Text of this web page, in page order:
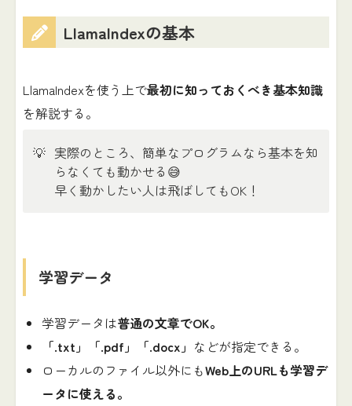
LlamaIndexの基本
LlamaIndexを使う上で最初に知っておくべき基本知識
を解説する。
💡 実際のところ、簡単なプログラムなら基本を知
らなくても動かせる😅
早く動かしたい人は飛ばしてもOK！
学習データ
学習データは普通の文章でOK。
「.txt」「.pdf」「.docx」 などが指定できる。
ローカルのファイル以外にもWeb上のURLも学習デ
ータに使える。